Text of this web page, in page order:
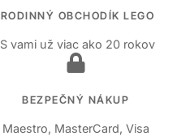
RODINNÝ OBCHODÍK LEGO
S vami už viac ako 20 rokov
BEZPEČNÝ NÁKUP
Maestro, MasterCard, Visa